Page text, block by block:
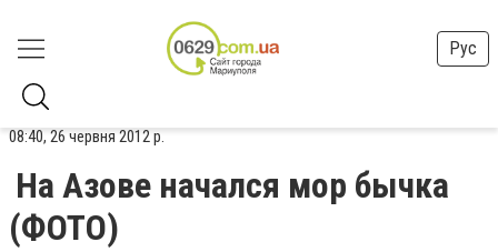
Рус
08:40, 26 червня 2012 р.
На Азове начался мор бычка
(ФОТО)